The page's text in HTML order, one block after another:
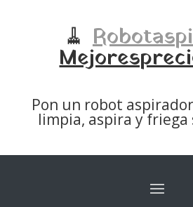
🧹
Pon un robot
limpia, aspira y friega